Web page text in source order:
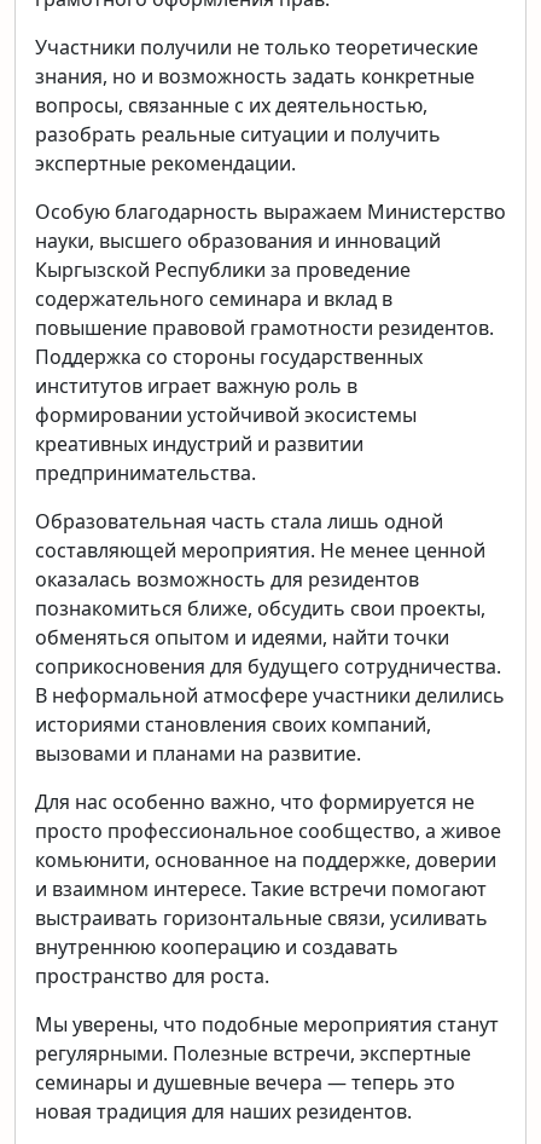
Участники получили не только теоретические
знания, но и возможность задать конкретные
вопросы, связанные с их деятельностью,
разобрать реальные ситуации и получить
экспертные рекомендации.
Особую благодарность выражаем Министерство
науки, высшего образования и инноваций
Кыргызской Республики за проведение
содержательного семинара и вклад в
повышение правовой грамотности резидентов.
Поддержка со стороны государственных
институтов играет важную роль в
формировании устойчивой экосистемы
креативных индустрий и развитии
предпринимательства.
Образовательная часть стала лишь одной
составляющей мероприятия. Не менее ценной
оказалась возможность для резидентов
познакомиться ближе, обсудить свои проекты,
обменяться опытом и идеями, найти точки
соприкосновения для будущего сотрудничества.
В неформальной атмосфере участники делились
историями становления своих компаний,
вызовами и планами на развитие.
Для нас особенно важно, что формируется не
просто профессиональное сообщество, а живое
комьюнити, основанное на поддержке, доверии
и взаимном интересе. Такие встречи помогают
выстраивать горизонтальные связи, усиливать
внутреннюю кооперацию и создавать
пространство для роста.
Мы уверены, что подобные мероприятия станут
регулярными. Полезные встречи, экспертные
семинары и душевные вечера — теперь это
новая традиция для наших резидентов.